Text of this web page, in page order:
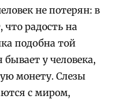
не потерян: в
что радость на
подобна той
у человека,
монету. Слезы
с миром,